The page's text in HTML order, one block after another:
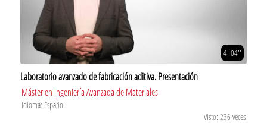
4' 04''
Laboratorio avanzado de fabricación aditiva. Presentación
Máster en Ingeniería Avanzada de Materiales
Idioma: Español
Visto: 236 veces